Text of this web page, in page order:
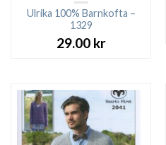
Ulrika 100% Barnkofta –
1329
29.00 kr